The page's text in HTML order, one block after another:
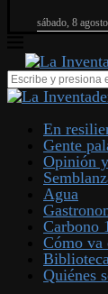
sábado, 8
En
Gente
Opinión
Agua
Carbono
Cómo va
Quiénes